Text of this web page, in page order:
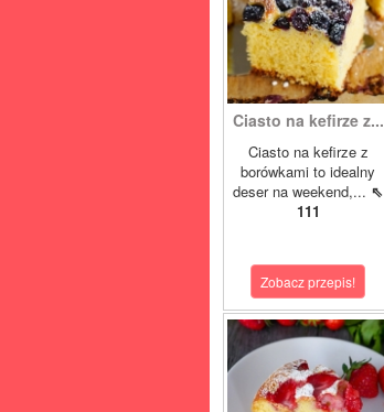
Ciasto na kefirze z...
Ciasto na kefirze z
borówkami to idealny
deser na weekend,... ⇖
111
Zobacz przepis!